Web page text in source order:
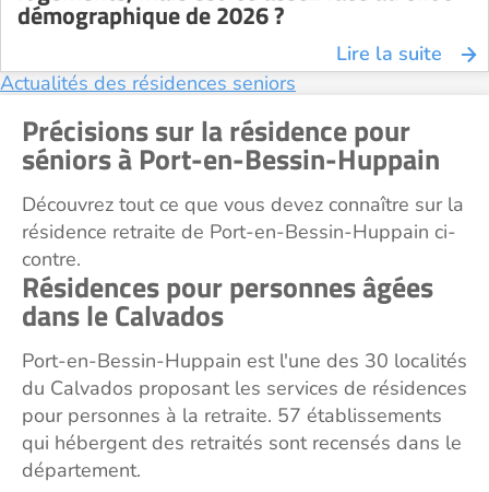
démographique de 2026 ?
Lire la suite
Actualités des résidences seniors
Précisions sur la résidence pour
séniors à Port-en-Bessin-Huppain
Découvrez tout ce que vous devez connaître sur la
résidence retraite de Port-en-Bessin-Huppain ci-
contre.
Résidences pour personnes âgées
dans le Calvados
Port-en-Bessin-Huppain est l'une des 30 localités
du Calvados proposant les services de résidences
pour personnes à la retraite. 57 établissements
qui hébergent des retraités sont recensés dans le
département.